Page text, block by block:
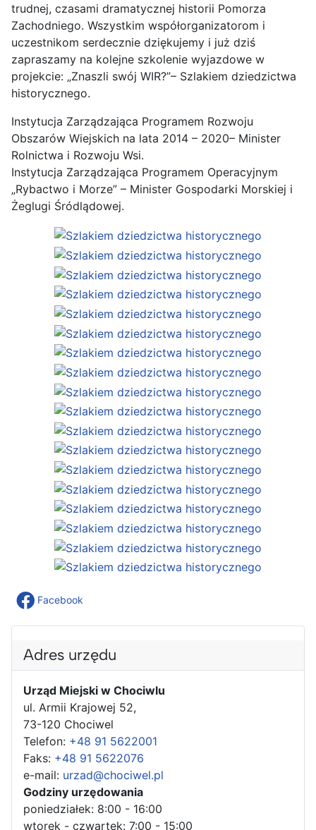
trudnej, czasami dramatycznej historii Pomorza
Zachodniego. Wszystkim współorganizatorom i
uczestnikom serdecznie dziękujemy i już dziś
zapraszamy na kolejne szkolenie wyjazdowe w
projekcie: „Znaszli swój WIR?”– Szlakiem dziedzictwa
historycznego.
Instytucja Zarządzająca Programem Rozwoju
Obszarów Wiejskich na lata 2014 – 2020– Minister
Rolnictwa i Rozwoju Wsi.
Instytucja Zarządzająca Programem Operacyjnym
„Rybactwo i Morze” – Minister Gospodarki Morskiej i
Żeglugi Śródlądowej.
Facebook
Adres urzędu
Urząd Miejski w Chociwlu
ul. Armii Krajowej 52,
73-120 Chociwel
Telefon: +48 91 5622001
Faks: +48 91 5622076
e-mail: urzad@chociwel.pl
Godziny urzędowania
poniedziałek: 8:00 - 16:00
wtorek - czwartek: 7:00 - 15:00